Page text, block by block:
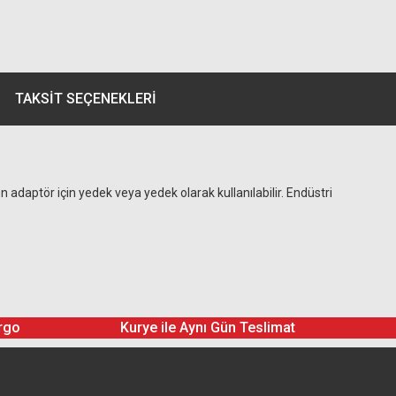
TAKSIT SEÇENEKLERI
için yedek veya yedek olarak kullanılabilir. Endüstri
Kurye ile Aynı Gün Teslimat